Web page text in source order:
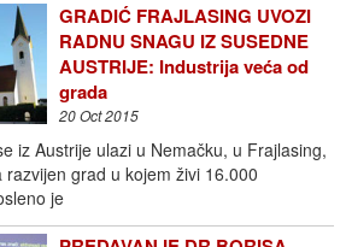
GRADIĆ FRAJLASING UVOZI
RADNU SNAGU IZ SUSEDNE
AUSTRIJE: Industrija veća od
grada
20 Oct 2015
iz Austrije ulazi u Nemačku, u Frajlasing,
razvijen grad u kojem živi 16.000
je